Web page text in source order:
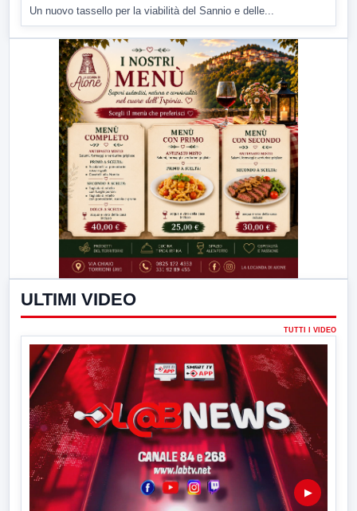
Un nuovo tassello per la viabilità del Sannio e delle...
ULTIMI VIDEO
TUTTI I VIDEO
▶